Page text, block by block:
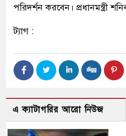
পরিদর্শন করবেন। প্রধানমন্ত্রী
ট্যাগ :
এ ক্যাটাগরির আরো নিউজ